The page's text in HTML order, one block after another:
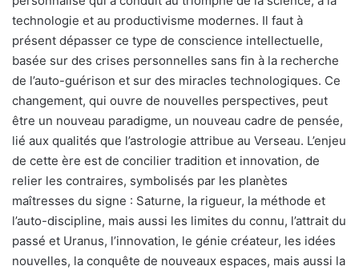
technologie et au productivisme modernes. Il faut à
présent dépasser ce type de conscience intellectuelle,
basée sur des crises personnelles sans fin à la recherche
de l’auto-guérison et sur des miracles technologiques. Ce
changement, qui ouvre de nouvelles perspectives, peut
être un nouveau paradigme, un nouveau cadre de pensée,
lié aux qualités que l’astrologie attribue au Verseau. L’enjeu
de cette ère est de concilier tradition et innovation, de
relier les contraires, symbolisés par les planètes
maîtresses du signe : Saturne, la rigueur, la méthode et
l’auto-discipline, mais aussi les limites du connu, l’attrait du
passé et Uranus, l’innovation, le génie créateur, les idées
nouvelles, la conquête de nouveaux espaces, mais aussi la